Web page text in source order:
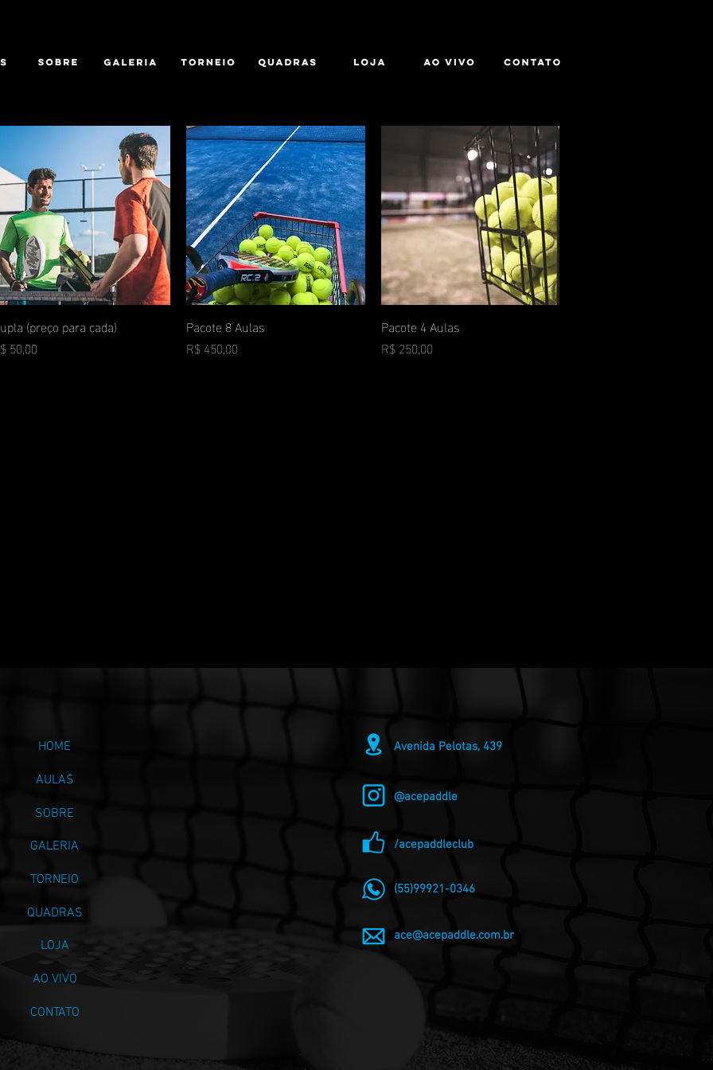
Visualização rápida
(preço para cada)
50,00
Visualização rápida
Pacote 8 Aulas
Preço
R$ 450,00
Visualização rápida
Pacote 4 Aulas
Preço
R$ 250,00
HOME
AULAS
SOBRE
GALERIA
TORNEIO
QUADRAS
LOJA
AO VIVO
CONTATO
Avenida Pelotas, 439
@acepaddle
/acepaddleclub
(55)99921-0346
ace@acepaddle.com.br